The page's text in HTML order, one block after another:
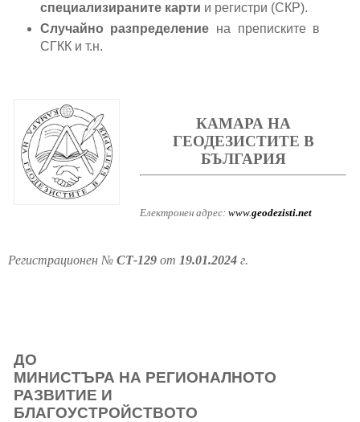
специализираните карти и регистри (СКР).
Случайно разпределение на преписките в
СГКК и т.н.
КАМАРА НА
ГЕОДЕЗИСТИТЕ В
БЪЛГАРИЯ
Електронен адрес: www.geodezisti.net
Регистрационен № СТ-129 от 19.01.2024 г.
ДО
МИНИСТЪРА НА РЕГИОНАЛНОТО
РАЗВИТИЕ И
БЛАГОУСТРОЙСТВОТО